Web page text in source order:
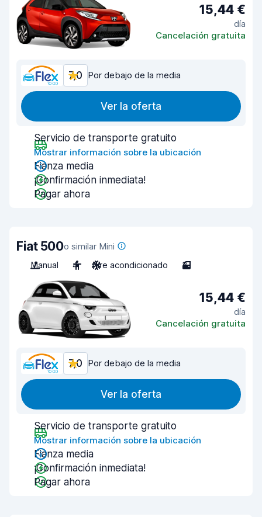
15,44 €
día
Cancelación gratuita
7,0 Por debajo de la media
Ver la oferta
Servicio de transporte gratuito
Mostrar información sobre la ubicación
Fianza media
¡Confirmación inmediata!
Pagar ahora
Fiat 500o similar Mini
Manual
4 Aire acondicionado 3
15,44 €
día
Cancelación gratuita
7,0 Por debajo de la media
Ver la oferta
Servicio de transporte gratuito
Mostrar información sobre la ubicación
Fianza media
¡Confirmación inmediata!
Pagar ahora